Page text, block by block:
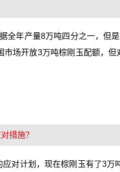
全年产量8万吨四分之一，但
场开放3万吨棕刚玉配额，
措施？
对计划，现在棕刚玉有了3